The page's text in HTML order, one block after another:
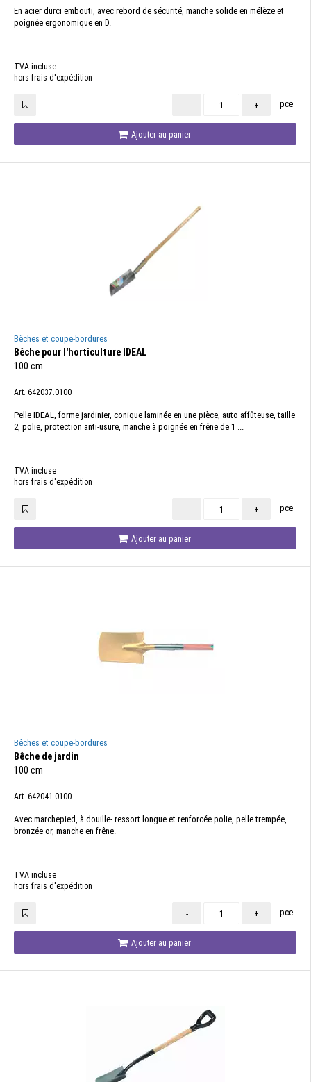
En acier durci embouti, avec rebord de sécurité, manche solide en mélèze et
poignée ergonomique en D.
TVA incluse
hors frais d'expédition
- + pce
Ajouter au panier
Bêches et coupe-bordures
Bêche pour l'horticulture IDEAL
100 cm
Art. 642037.0100
Pelle IDEAL, forme jardinier, conique laminée en une pièce, auto affûteuse, taille
2, polie, protection anti-usure, manche à poignée en frêne de 1 ...
TVA incluse
hors frais d'expédition
- + pce
Ajouter au panier
Bêches et coupe-bordures
Bêche de jardin
100 cm
Art. 642041.0100
Avec marchepied, à douille- ressort longue et renforcée polie, pelle trempée,
bronzée or, manche en frêne.
TVA incluse
hors frais d'expédition
- + pce
Ajouter au panier